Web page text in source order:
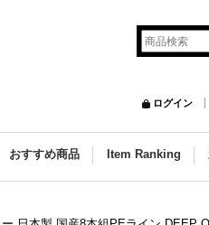
ログイン
おすすめ商品 Item Ranking